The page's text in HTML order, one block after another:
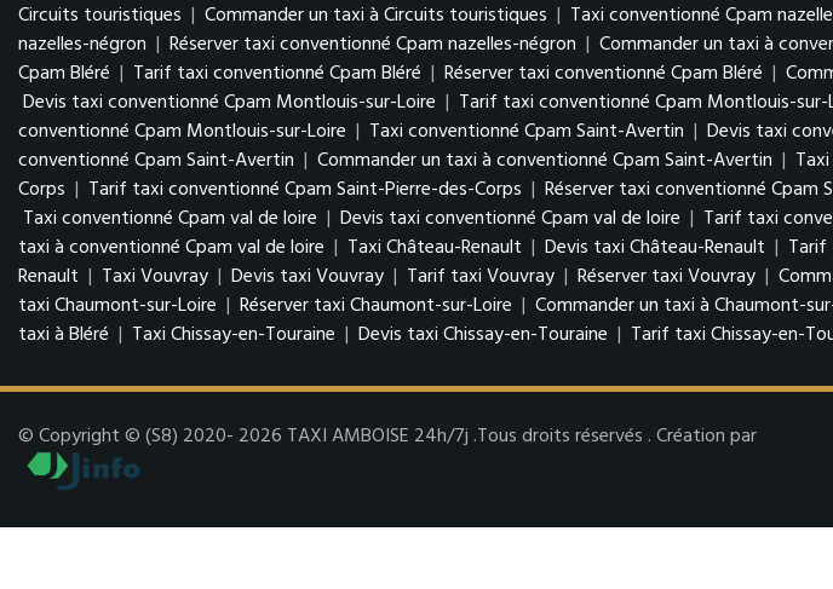
Circuits touristiques | Commander un taxi à Circuits touristiques | Taxi conventionné Cpam
nazelles-négron | Réserver taxi conventionné Cpam nazelles-négron | Commander un taxi à
Cpam Bléré | Tarif taxi conventionné Cpam Bléré | Réserver taxi conventionné Cpam Bléré |
Devis taxi conventionné Cpam Montlouis-sur-Loire | Tarif taxi conventionné Cpam Montlouis-sur-
conventionné Cpam Montlouis-sur-Loire | Taxi conventionné Cpam Saint-Avertin | Devis taxi
conventionné Cpam Saint-Avertin | Commander un taxi à conventionné Cpam Saint-Avertin |
Corps | Tarif taxi conventionné Cpam Saint-Pierre-des-Corps | Réserver taxi conventionné Cpam
Taxi conventionné Cpam val de loire | Devis taxi conventionné Cpam val de loire | Tarif taxi
taxi à conventionné Cpam val de loire | Taxi Château-Renault | Devis taxi Château-Renault | Tarif
Renault | Taxi Vouvray | Devis taxi Vouvray | Tarif taxi Vouvray | Réserver taxi Vouvray |
taxi Chaumont-sur-Loire | Réserver taxi Chaumont-sur-Loire | Commander un taxi à Chaumont-
taxi à Bléré | Taxi Chissay-en-Touraine | Devis taxi Chissay-en-Touraine | Tarif taxi Chissay-en-
© Copyright © (S8) 2020- 2026 TAXI AMBOISE 24h/7j .Tous droits réservés . Création par